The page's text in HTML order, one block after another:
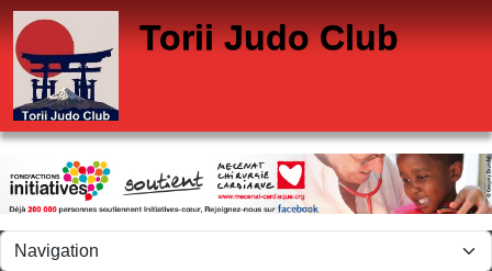
Torii Judo Club
Panneau de gestion des cookies